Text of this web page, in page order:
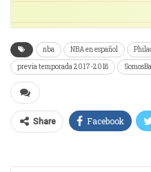
nba NBA en español
previa temporada 2017-2018
Share Facebook